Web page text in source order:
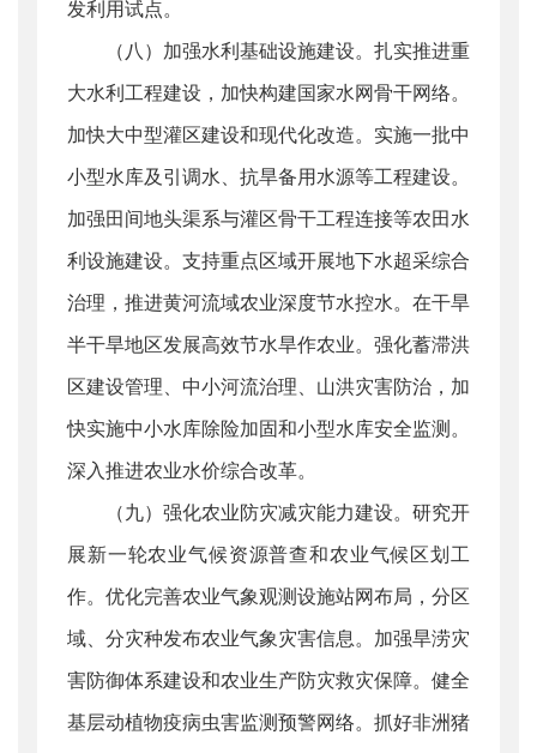
发利用试点。
（八）加强水利基础设施建设。扎实推进重
大水利工程建设，加快构建国家水网骨干网络。
加快大中型灌区建设和现代化改造。实施一批中
小型水库及引调水、抗旱备用水源等工程建设。
加强田间地头渠系与灌区骨干工程连接等农田水
利设施建设。支持重点区域开展地下水超采综合
治理，推进黄河流域农业深度节水控水。在干旱
半干旱地区发展高效节水旱作农业。强化蓄滞洪
区建设管理、中小河流治理、山洪灾害防治，加
快实施中小水库除险加固和小型水库安全监测。
深入推进农业水价综合改革。
（九）强化农业防灾减灾能力建设。研究开
展新一轮农业气候资源普查和农业气候区划工
作。优化完善农业气象观测设施站网布局，分区
域、分灾种发布农业气象灾害信息。加强旱涝灾
害防御体系建设和农业生产防灾救灾保障。健全
基层动植物疫病虫害监测预警网络。抓好非洲猪